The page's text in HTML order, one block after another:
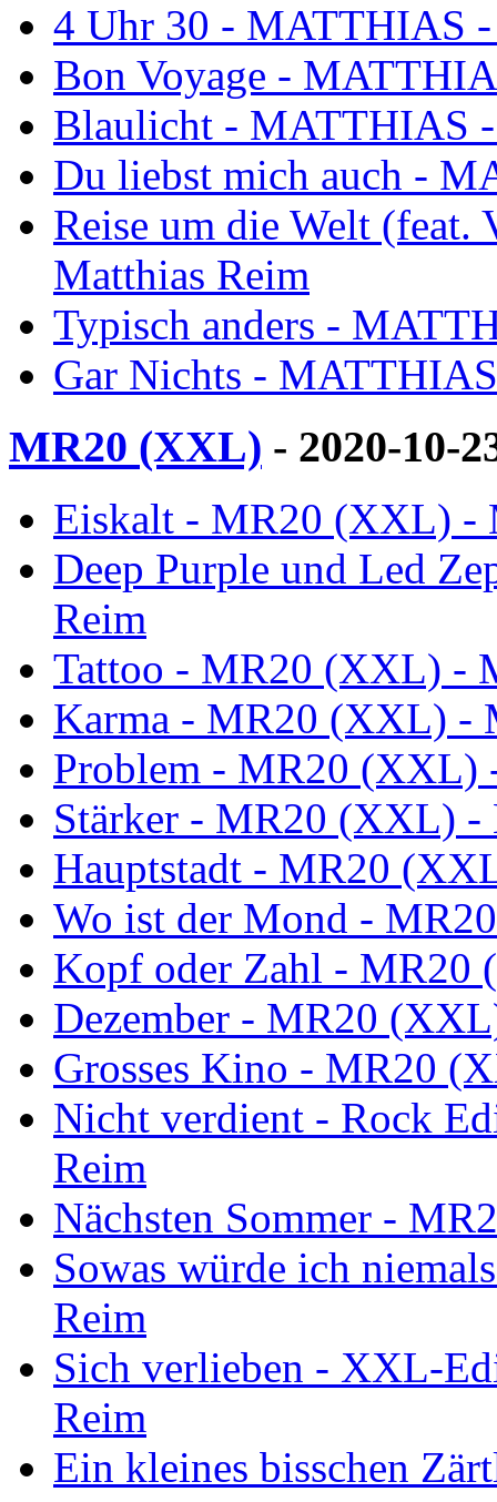
4 Uhr 30 - MATTHIAS
Bon Voyage -
Blaulicht - MATTHIAS
Du liebst mich auch -
Reise um die Welt
Matthias Reim
Typisch anders -
Gar Nichts -
MR20 (XXL) - 2020-10-
Eiskalt - MR20 (XXL) -
Deep Purple und Led
Reim
Tattoo - MR20 (XXL) -
Karma - MR20 (XXL) -
Problem - MR20 (XXL)
Stärker - MR20 (XXL) -
Hauptstadt - MR20
Wo ist der Mond -
Kopf oder Zahl - MR20
Dezember - MR20
Grosses Kino - MR20
Nicht verdient - Rock
Reim
Nächsten Sommer -
Sowas würde ich
Reim
Sich verlieben - XXL-
Reim
Ein kleines bisschen